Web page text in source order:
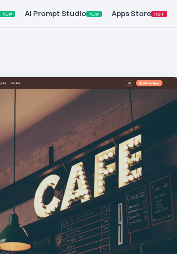
NEW AI Prompt Studio NEW Apps Store HOT